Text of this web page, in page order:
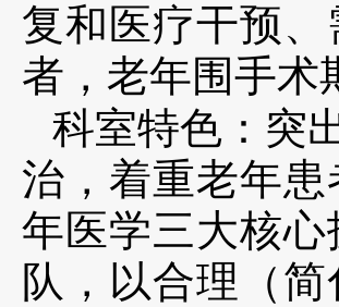
复和医疗干预
者，老年围手术
科室特色：突
治，着重老年
年医学三大核
队，以合理（